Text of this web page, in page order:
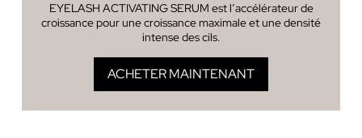
EYELASH ACTIVATING SERUM est l’accélérateur de
croissance pour une croissance maximale et une densité
intense des cils.
ACHETER MAINTENANT